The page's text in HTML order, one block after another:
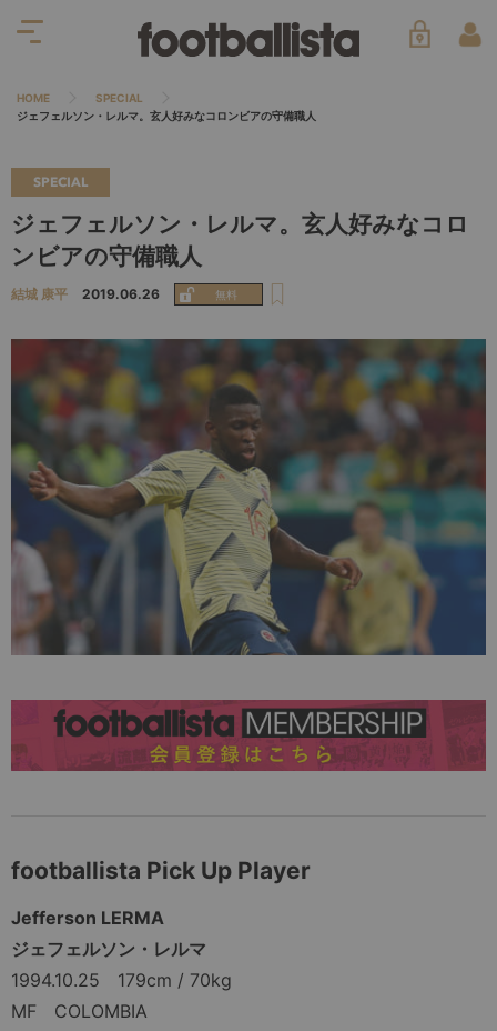
HOME
SPECIAL
ジェフェルソン・レルマ。玄人好みなコロンビアの守備職人
SPECIAL
ジェフェルソン・レルマ。玄人好みなコロ
ンビアの守備職人
結城 康平 2019.06.26
footballista Pick Up Player
Jefferson LERMA
ジェフェルソン・レルマ
1994.10.25 179cm / 70kg
MF COLOMBIA